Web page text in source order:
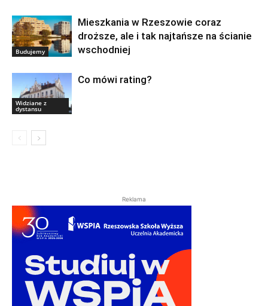
Budujemy
Mieszkania w Rzeszowie coraz
droższe, ale i tak najtańsze na ścianie
wschodniej
Widziane z
dystansu
Co mówi rating?
Reklama